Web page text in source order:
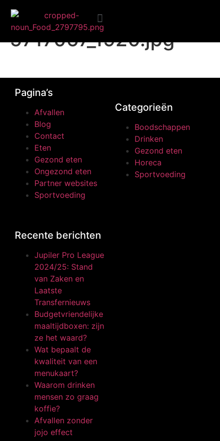
social-media-
5717067_1920.jpg
Pagina’s
Afvallen
Blog
Contact
Eten
Gezond eten
Ongezond eten
Partner websites
Sportvoeding
Categorieën
Boodschappen
Drinken
Gezond eten
Horeca
Sportvoeding
Recente berichten
Jupiler Pro League
2024/25: Stand
van Zaken en
Laatste
Transfernieuws
Budgetvriendelijke
maaltijdboxen: zijn
ze het waard?
Wat bepaalt de
kwaliteit van een
menukaart?
Waarom drinken
mensen zo graag
koffie?
Afvallen zonder
jojo effect